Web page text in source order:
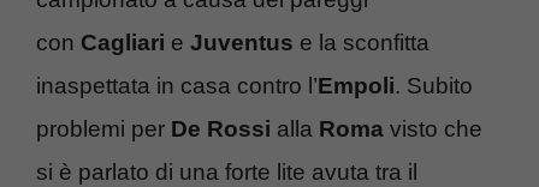
con Cagliari e Juventus e la sconfitta
inaspettata in casa contro l’Empoli. Subito
problemi per De Rossi alla Roma visto che
si è parlato di una forte lite avuta tra il